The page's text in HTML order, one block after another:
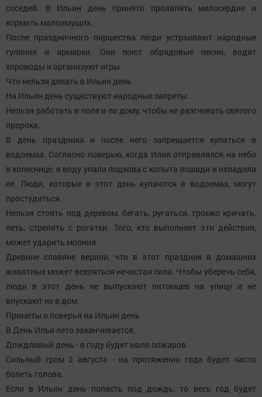
соседей. В Ильин день принято проявлять милосердие и
кормить малоимущих.
После праздничного пиршества люди устраивают народные
гуляния и ярмарки. Они поют обрядовые песни, водят
хороводы и организуют игры.
Что нельзя делать в Ильин день
На Ильин день существуют народные запреты.
Нельзя работать в поле и по дому, чтобы не разгневать святого
пророка.
В день праздника и после него запрещается купаться в
водоемах. Согласно поверью, когда Илия отправлялся на небо
в колеснице, в воду упала подкова с копыта лошади и охладила
ее. Люди, которые в этот день купаются в водоемах, могут
простудиться.
Нельзя стоять под деревом, бегать, ругаться, громко кричать,
петь, стрелять с рогатки. Того, кто выполняет эти действия,
может ударить молния.
Древние славяне верили, что в этот праздник в домашних
животных может вселяться нечистая сила. Чтобы уберечь себя,
люди в этот день не выпускают питомцев на улицу и не
впускают их в дом.
Приметы и поверья на Ильин день
В День Ильи лето заканчивается.
Дождливый день - в году будет мало пожаров.
Сильный гром 2 августа - на протяжении года будет часто
болеть голова.
Если в Ильин день попасть под дождь, то весь год будет